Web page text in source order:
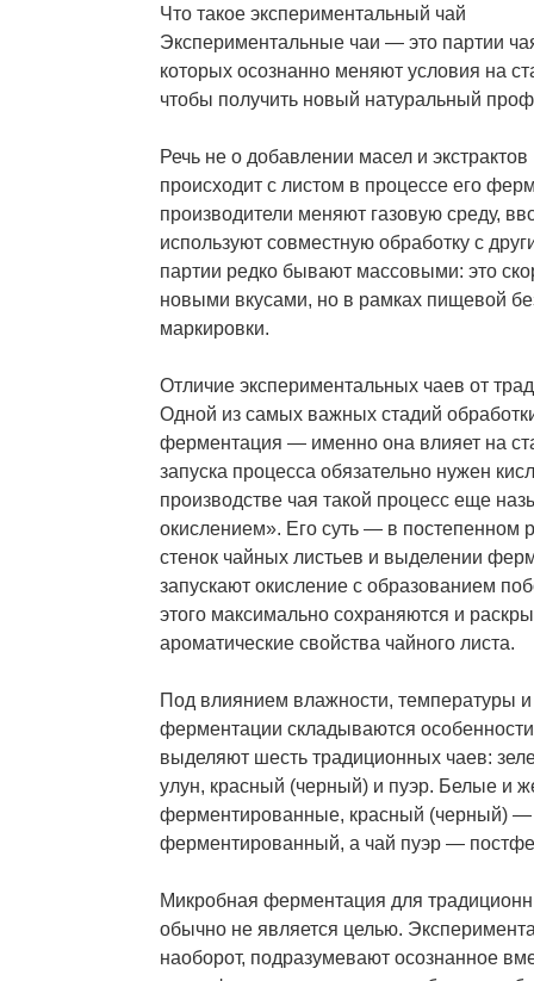
Что такое экспериментальный чай
Экспериментальные чаи — это партии
которых осознанно меняют условия на
чтобы получить новый натуральный
Речь не о добавлении масел и
происходит с листом в процессе его
производители меняют газовую среду,
используют совместную обработку с
партии редко бывают массовыми: это
новыми вкусами, но в рамках пищевой
маркировки.
Отличие экспериментальных чаев от
Одной из самых важных стадий
ферментация — именно она влияет на
запуска процесса обязательно нужен
производстве чая такой процесс еще
окислением». Его суть — в постепенном
стенок чайных листьев и выделении
запускают окисление с образованием
этого максимально сохраняются и
ароматические свойства чайного листа.
Под влиянием влажности, температуры и
ферментации складываются
выделяют шесть традиционных чаев:
улун, красный (черный) и пуэр. Белые и
ферментированные, красный (черный) —
ферментированный, а чай пуэр —
Микробная ферментация для
обычно не является целью.
наоборот, подразумевают осознанное